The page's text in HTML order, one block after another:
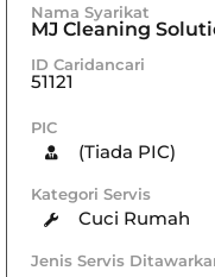
Nama Syarikat
MJ Cleaning
ID Caridancari
51121
PIC
(Tiada PIC)
Kategori Servis
Cuci Rumah
Jenis Servis